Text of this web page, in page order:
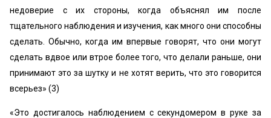
недоверие с их стороны, когда объяснял им после
тщательного наблюдения и изучения, как много они способны
сделать. Обычно, когда им впервые говорят, что они могут
сделать вдвое или втрое более того, что делали раньше, они
принимают это за шутку и не хотят верить, что это говорится
всерьез» (3)
«Это достигалось наблюдением с секундомером в руке за